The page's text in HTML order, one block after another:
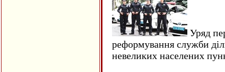
Уряд
реформування служби
невеликих населених